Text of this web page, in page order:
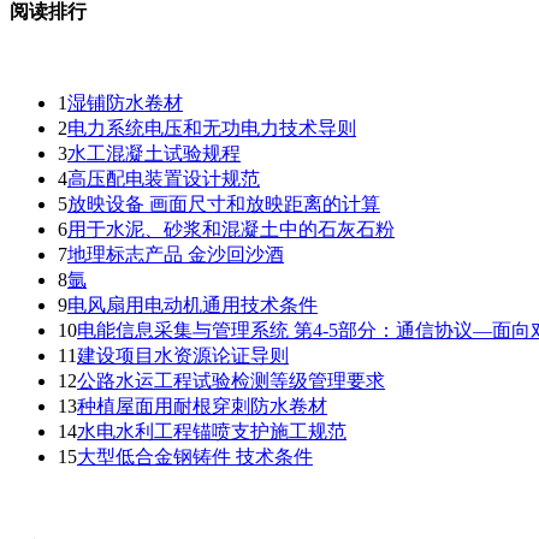
阅读排行
1湿铺防水卷材
2电力系统电压和无功电力技术导则
3水工混凝土试验规程
4高压配电装置设计规范
5放映设备 画面尺寸和放映距离的计算
6用于水泥、砂浆和混凝土中的石灰石粉
7地理标志产品 金沙回沙酒
8氩
9电风扇用电动机通用技术条件
10电能信息采集与管理系统 第4-5部分：通信协议—面向
11建设项目水资源论证导则
12公路水运工程试验检测等级管理要求
13种植屋面用耐根穿刺防水卷材
14水电水利工程锚喷支护施工规范
15大型低合金钢铸件 技术条件